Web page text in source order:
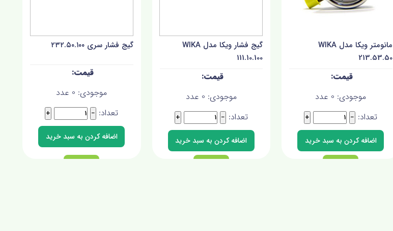
مانومتر ویکا مدل WIKA
213.53.50
موجودی: 0 عدد
تعداد: −
+
گیج فشار ویکا مدل WIKA
111.10.100
موجودی: 0 عدد
تعداد: −
+
گیج فشار سری ۲۳۲.۵۰.۱۰۰
موجودی: 0 عدد
تعداد: −
+